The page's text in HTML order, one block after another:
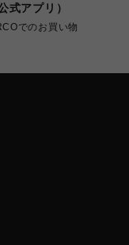
式アプリ）
でのお買い物